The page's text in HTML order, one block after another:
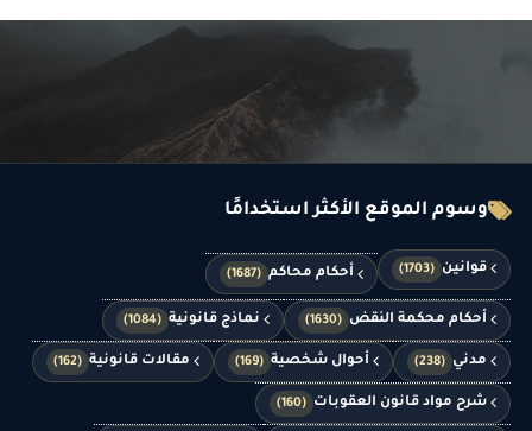
وسوم الموقع الأكثر استخدامًا
قوانين (1703) أحكام محاكم (1687)
أحكام محكمة النقض (1630) نماذج قانونية (1084)
مدني (238) أحوال شخصية (169) مقالات قانونية (162)
شرح مواد قانون العقوبات (160)